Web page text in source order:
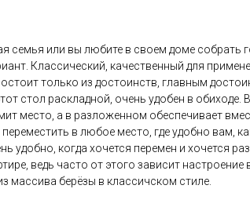
семья или вы любите в своем доме собрать
Классический, качественный для
только из достоинств, главным
стол раскладной, очень удобен в
место, а в разложенном обеспечивает
в любое место, где удобно вам,
удобно, когда хочется перемен и хочется
ведь часто от этого зависит настроение
массива берёзы в классичском стиле.